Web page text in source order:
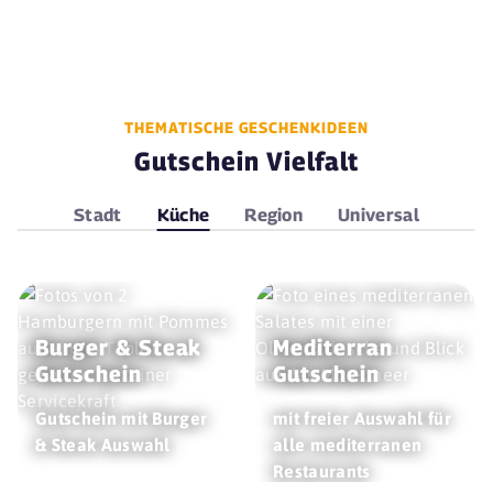
THEMATISCHE GESCHENKIDEEN
Gutschein Vielfalt
Stadt Küche Region Universal
Burger & Steak
Gutschein
Gutschein mit Burger
& Steak Auswahl
Mediterran
Gutschein
mit freier Auswahl für
alle mediterranen
Restaurants